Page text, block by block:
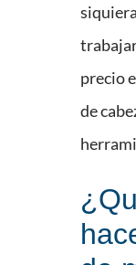
precio
de